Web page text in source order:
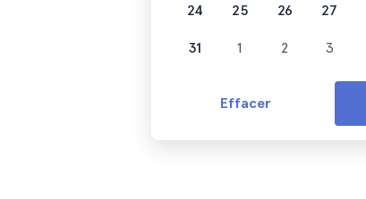
24 25 26 27
31 1 2 3
Effacer